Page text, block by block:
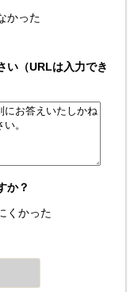
かった
い（URLは入力でき
か？
くかった